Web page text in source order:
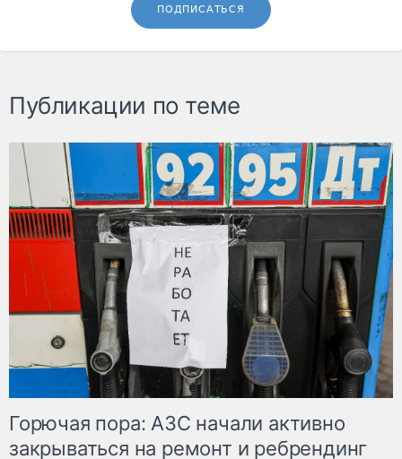
ПОДПИСАТЬСЯ
Публикации по теме
Горючая пора: АЗС начали активно
закрываться на ремонт и ребрендинг